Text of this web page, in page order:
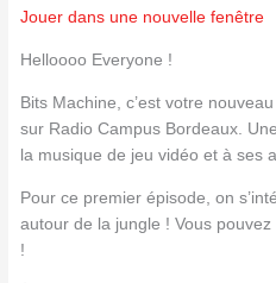
Jouer dans une nouvelle fenêtre
Helloooo Everyone !
Bits Machine, c’est votre
sur Radio Campus Bordeaux.
la musique de jeu vidéo et à ses
Pour ce premier épisode, on
autour de la jungle ! Vous
!